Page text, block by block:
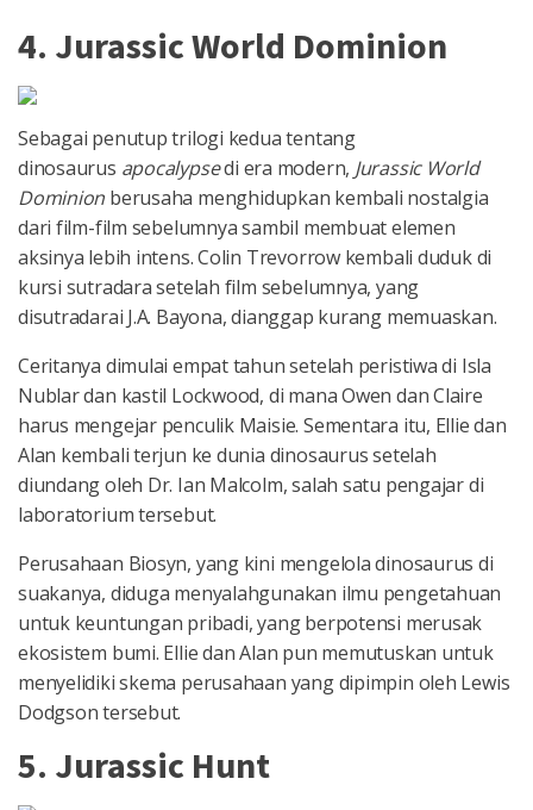
4. Jurassic World Dominion
Sebagai penutup trilogi kedua tentang
dinosaurus apocalypsedi era modern, Jurassic World
Dominion berusaha menghidupkan kembali nostalgia
dari film-film sebelumnya sambil membuat elemen
aksinya lebih intens. Colin Trevorrow kembali duduk di
kursi sutradara setelah film sebelumnya, yang
disutradarai J.A. Bayona, dianggap kurang memuaskan.
Ceritanya dimulai empat tahun setelah peristiwa di Isla
Nublar dan kastil Lockwood, di mana Owen dan Claire
harus mengejar penculik Maisie. Sementara itu, Ellie dan
Alan kembali terjun ke dunia dinosaurus setelah
diundang oleh Dr. Ian Malcolm, salah satu pengajar di
laboratorium tersebut.
Perusahaan Biosyn, yang kini mengelola dinosaurus di
suakanya, diduga menyalahgunakan ilmu pengetahuan
untuk keuntungan pribadi, yang berpotensi merusak
ekosistem bumi. Ellie dan Alan pun memutuskan untuk
menyelidiki skema perusahaan yang dipimpin oleh Lewis
Dodgson tersebut.
5. Jurassic Hunt